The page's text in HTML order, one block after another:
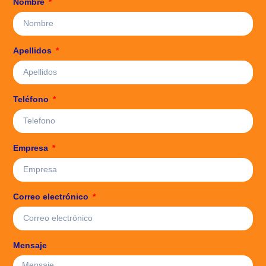
Apellidos
Teléfono
Empresa
Correo electrónico
Mensaje